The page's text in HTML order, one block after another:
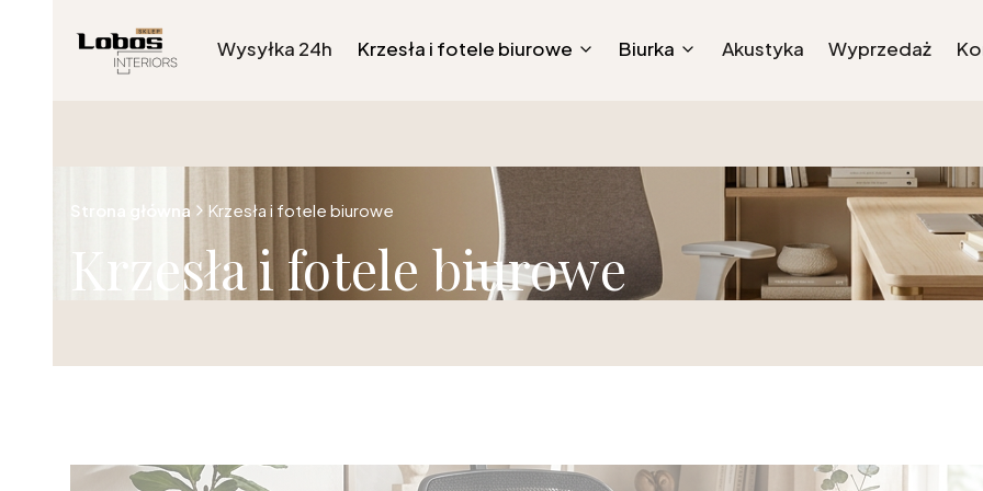
Wysyłka 24h Krzesła i fotele biurowe Biurka Akustyka Wyprzedaż
Strona główna Krzesła i fotele biurowe
Krzesła i fotele biurowe